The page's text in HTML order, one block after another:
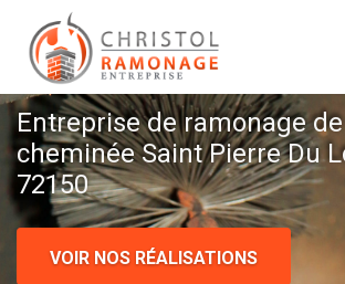
Entreprise de ramonage de
cheminée Saint Pierre Du
72150
VOIR NOS RÉALISATIONS